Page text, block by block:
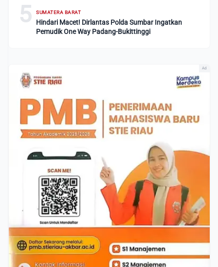
5 SUMATERA BARAT
Hindari Macet! Dirlantas Polda Sumbar Ingatkan
Pemudik One Way Padang-Bukittinggi
Ad